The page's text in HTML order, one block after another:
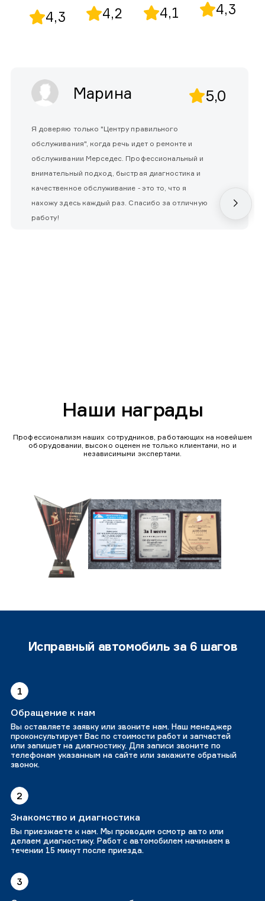
4,3 4,2 4,1 4,3
Марина 5,0
Я доверяю только "Центру правильного
обслуживания", когда речь идет о ремонте и
обслуживании Мерседес. Профессиональный и
внимательный подход, быстрая диагностика и
качественное обслуживание - это то, что я
нахожу здесь каждый раз. Спасибо за отличную
работу!
Наши награды
Профессионализм наших сотрудников, работающих на новейшем
оборудовании, высоко оценен не только клиентами, но и
независимыми экспертами.
Исправный автомобиль за 6 шагов
1
Обращение к нам
Вы оставляете заявку или звоните нам. Наш менеджер
проконсультирует Вас по стоимости работ и запчастей
или запишет на диагностику. Для записи звоните по
телефонам указанным на сайте или закажите обратный
звонок.
2
Знакомство и диагностика
Вы приезжаете к нам. Мы проводим осмотр авто или
делаем диагностику. Работ с автомобилем начинаем в
течении 15 минут после приезда.
3